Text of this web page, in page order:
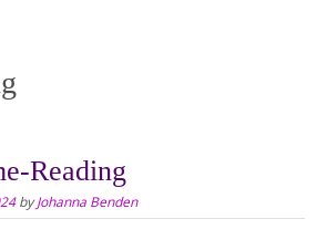
Reading
byJohanna Benden